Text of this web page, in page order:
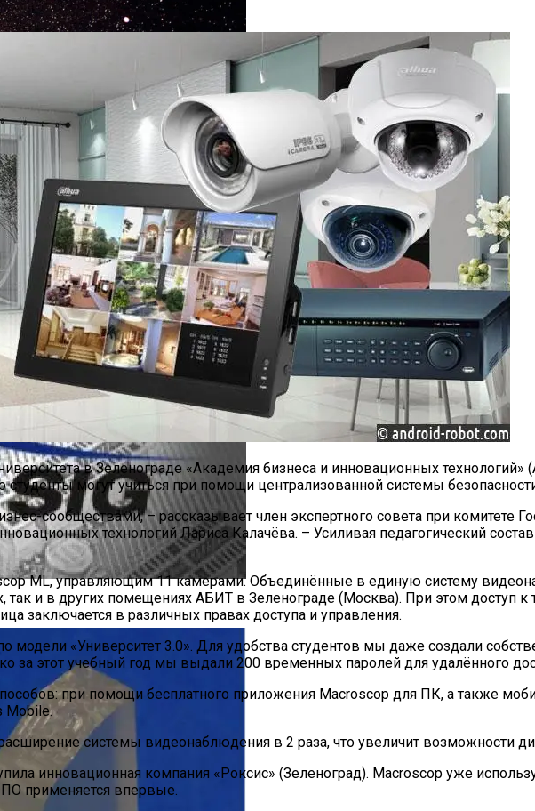
Мониторинга Околоземного Пространства
в Зеленограде «Академия бизнеса и инновационных
могут учиться при помощи централизованной системы
сообществами, – рассказывает член экспертного совета при комитете
технологий Лариса Калачёва. – Усиливая педагогический
ML, управляющим 11 камерами. Объединённые в единую систему
и в других помещениях АБИТ в Зеленограде (Москва). При этом доступ к
заключается в различных правах доступа и управления.
модели «Университет 3.0». Для удобства студентов мы даже создали
за этот учебный год мы выдали 200 временных паролей для удалённого
при помощи бесплатного приложения Macroscop для ПК, а также
Mobile.
системы видеонаблюдения в 2 раза, что увеличит возможности
инновационная компания «Роксис» (Зеленоград). Macroscop уже
применяется впервые.